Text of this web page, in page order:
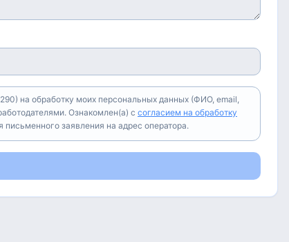
на обработку моих персональных данных (ФИО, email,
Ознакомлен(а) с согласием на обработку
заявления на адрес оператора.